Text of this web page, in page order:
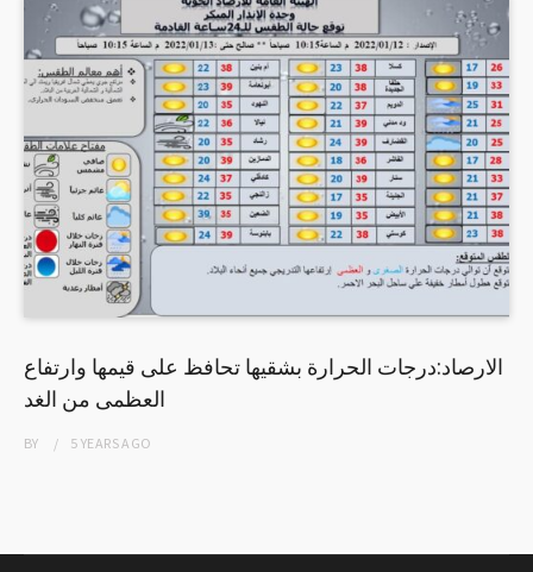
الارصاد:درجات الحرارة بشقيها تحافظ على قيمها وارتفاع
العظمى من الغد
BY 5 YEARSAGO